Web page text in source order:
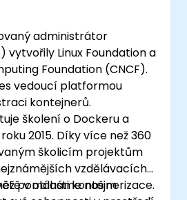
administrátor
vytvořily Linux Foundation a
Foundation (CNCF).
vedoucí platformou
kontejnerů.
školení o Dockeru a
2015. Díky více než 360
školicím projektům
vzdělávacích
v oblasti kontejnerizace.
pomáháme našim